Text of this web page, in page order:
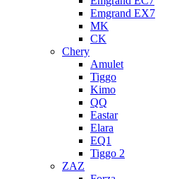
Emgrand EX7
MK
CK
Chery
Amulet
Tiggo
Kimo
QQ
Eastar
Elara
EQ1
Tiggo 2
ZAZ